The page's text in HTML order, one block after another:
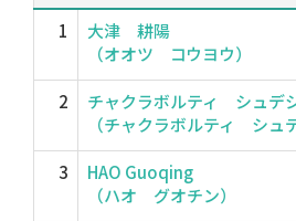
1
大津 耕陽
（オオツ コウヨウ）
2
チャクラボルティ シュデ
（チャクラボルティ シュ
3
HAO Guoqing
（ハオ グオチン）